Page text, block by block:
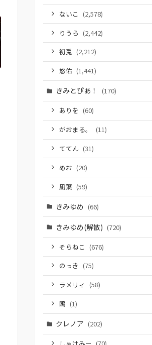
ないこ (2,578)
りうら (2,442)
初兎 (2,212)
悠佑 (1,441)
きみとぴあ！ (170)
ありを (60)
がおまる。
(11)
ててん (31)
めお (20)
凪葉 (59)
きみゆめ (66)
きみゆめ(解散) (720)
そらねこ (676)
のっき (75)
ラメリィ (58)
鴎 (1)
クレノア (202)